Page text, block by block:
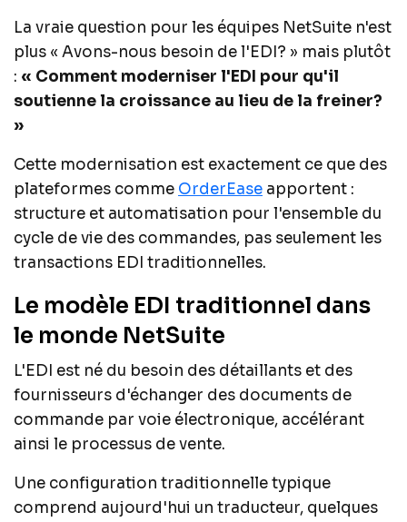
La vraie question pour les équipes NetSuite n'est
plus « Avons-nous besoin de l'EDI? » mais plutôt
: « Comment moderniser l'EDI pour qu'il
soutienne la croissance au lieu de la freiner?
»
Cette modernisation est exactement ce que des
plateformes comme OrderEase apportent :
structure et automatisation pour l'ensemble du
cycle de vie des commandes, pas seulement les
transactions EDI traditionnelles.
Le modèle EDI traditionnel dans
le monde NetSuite
L'EDI est né du besoin des détaillants et des
fournisseurs d'échanger des documents de
commande par voie électronique, accélérant
ainsi le processus de vente.
Une configuration traditionnelle typique
comprend aujourd'hui un traducteur, quelques